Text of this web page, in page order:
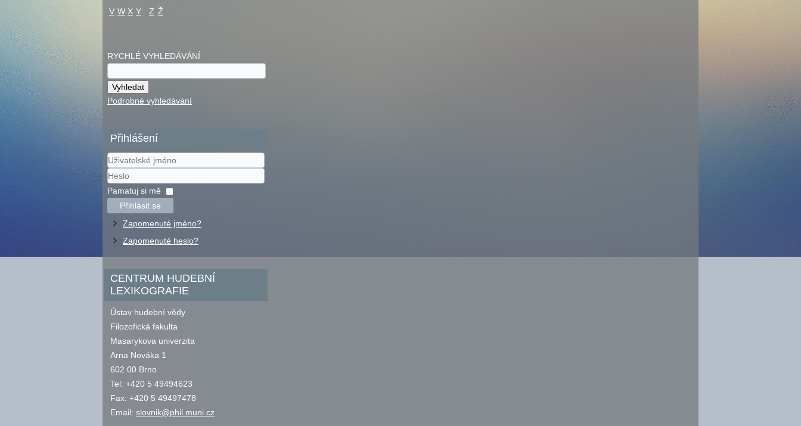
V W X Y Z Ž
RYCHLÉ VYHLEDÁVÁNÍ
Podrobné vyhledávání
Přihlášení
Uživatelské
jméno
Heslo
Pamatuj si mě
Přihlásit se
Zapomenuté jméno?
Zapomenuté heslo?
CENTRUM HUDEBNÍ
LEXIKOGRAFIE
Ústav hudební vědy
Filozofická fakulta
Masarykova univerzita
Arna Nováka 1
602 00 Brno
Tel: +420 5 49494623
Fax: +420 5 49497478
Email: slovnik@phil.muni.cz